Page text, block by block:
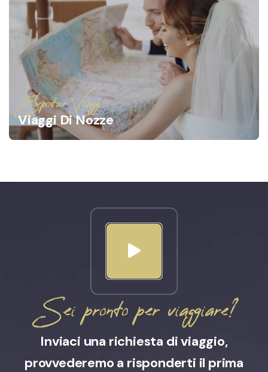
Expotur Viaggi
Viaggi Di Nozze
Sei pronto per viaggiare?
Inviaci una richiesta di viaggio,
provvederemo a risponderti il prima